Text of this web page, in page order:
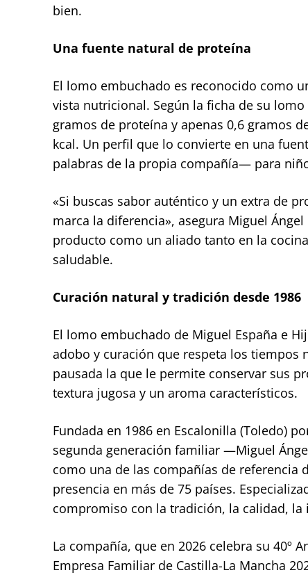
bien.
Una fuente natural de proteína
El lomo embuchado es reconocido como
vista nutricional. Según la ficha de su
gramos de proteína y apenas 0,6 gramos
kcal. Un perfil que lo convierte en una
palabras de la propia compañía— para
«Si buscas sabor auténtico y un extra de
marca la diferencia», asegura Miguel
producto como un aliado tanto en la
saludable.
Curación natural y tradición desde 1986
El lomo embuchado de Miguel España e
adobo y curación que respeta los tiempos
pausada la que le permite conservar sus
textura jugosa y un aroma característicos.
Fundada en 1986 en Escalonilla (Toledo)
segunda generación familiar —Miguel
como una de las compañías de referencia
presencia en más de 75 países.
compromiso con la tradición, la calidad, la
La compañía, que en 2026 celebra su 40º
Empresa Familiar de Castilla-La Mancha